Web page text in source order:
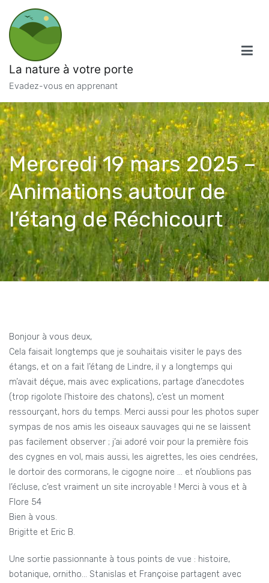
contenu
La nature à votre porte
Evadez-vous en apprenant
Mercredi 19 mars 2025 –
Animations autour de
l’étang de Réchicourt
Bonjour à vous deux,
Cela faisait longtemps que je souhaitais visiter le pays des
étangs, et on a fait l’étang de Lindre, il y a longtemps qui
m’avait déçue, mais avec explications, partage d’anecdotes
(trop rigolote l’histoire des chatons), c’est un moment
ressourçant, hors du temps. Merci aussi pour les photos super
sympas de nos amis les oiseaux sauvages qui ne se laissent
pas facilement observer ; j’ai adoré voir pour la première fois
des cygnes en vol, mais aussi, les aigrettes, les oies cendrées,
le dortoir des cormorans, le cigogne noire … et n’oublions pas
l’écluse, c’est vraiment un site incroyable ! Merci à vous et à
Flore 54
Bien à vous.
Brigitte et Eric B.
Une sortie passionnante à tous points de vue : histoire,
botanique, ornitho… Stanislas et Françoise partagent avec